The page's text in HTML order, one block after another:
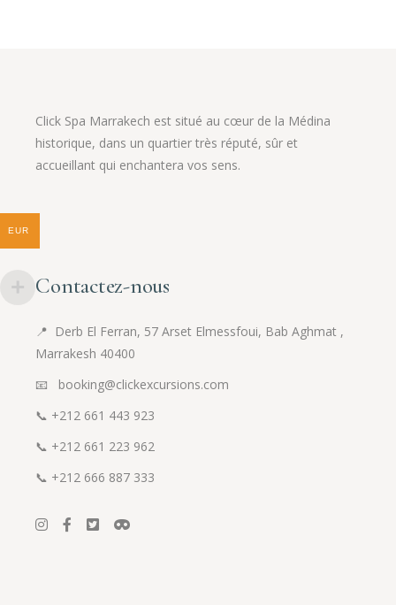
Click Spa Marrakech est situé au cœur de la Médina
historique, dans un quartier très réputé, sûr et
accueillant qui enchantera vos sens.
Contactez-nous
📍 Derb El Ferran, 57 Arset Elmessfoui, Bab Aghmat ,
Marrakesh 40400
📧 booking@clickexcursions.com
📞 +212 661 443 923
📞 +212 661 223 962
📞 +212 666 887 333
EUR